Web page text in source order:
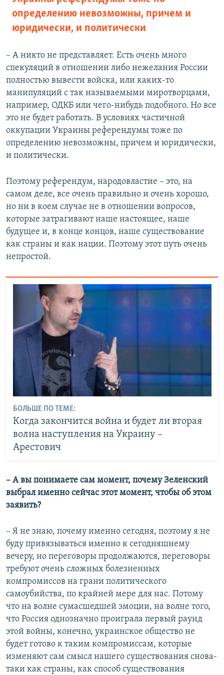
определению невозможны, причем и
юридически, и политически
– А никто не представляет. Есть очень много
спекуляций в отношении либо нежелания России
полностью вывести войска, или каких-то
манипуляций с так называемыми миротворцами,
например, ОДКБ или чего-нибудь подобного. Но все
это не будет работать. В условиях частичной
оккупации Украины референдумы тоже по
определению невозможны, причем и юридически,
и политически.
Поэтому референдум, народовластие – это, на
самом деле, все очень правильно и очень хорошо,
но ни в коем случае не в отношении вопросов,
которые затрагивают наше настоящее, наше
будущее и, в конце концов, наше существование
как страны и как нации. Поэтому этот путь очень
непростой.
БОЛЬШЕ ПО ТЕМЕ:
Когда закончится война и будет ли вторая
волна наступления на Украину –
Арестович
– А вы понимаете сам момент, почему Зеленский
выбрал именно сейчас этот момент, чтобы об этом
заявить?
– Я не знаю, почему именно сегодня, поэтому я не
буду привязываться именно к сегодняшнему
вечеру, но переговоры продолжаются, переговоры
требуют очень сложных болезненных
компромиссов на грани политического
самоубийства, по крайней мере для нас. Потому
что на волне сумасшедшей эмоции, на волне того,
что Россия однозначно проиграла первый раунд
этой войны, конечно, украинское общество не
будет готово к таким компромиссам, которые
изменяют сам смысл нашего существования снова-
таки как страны, как способ существования